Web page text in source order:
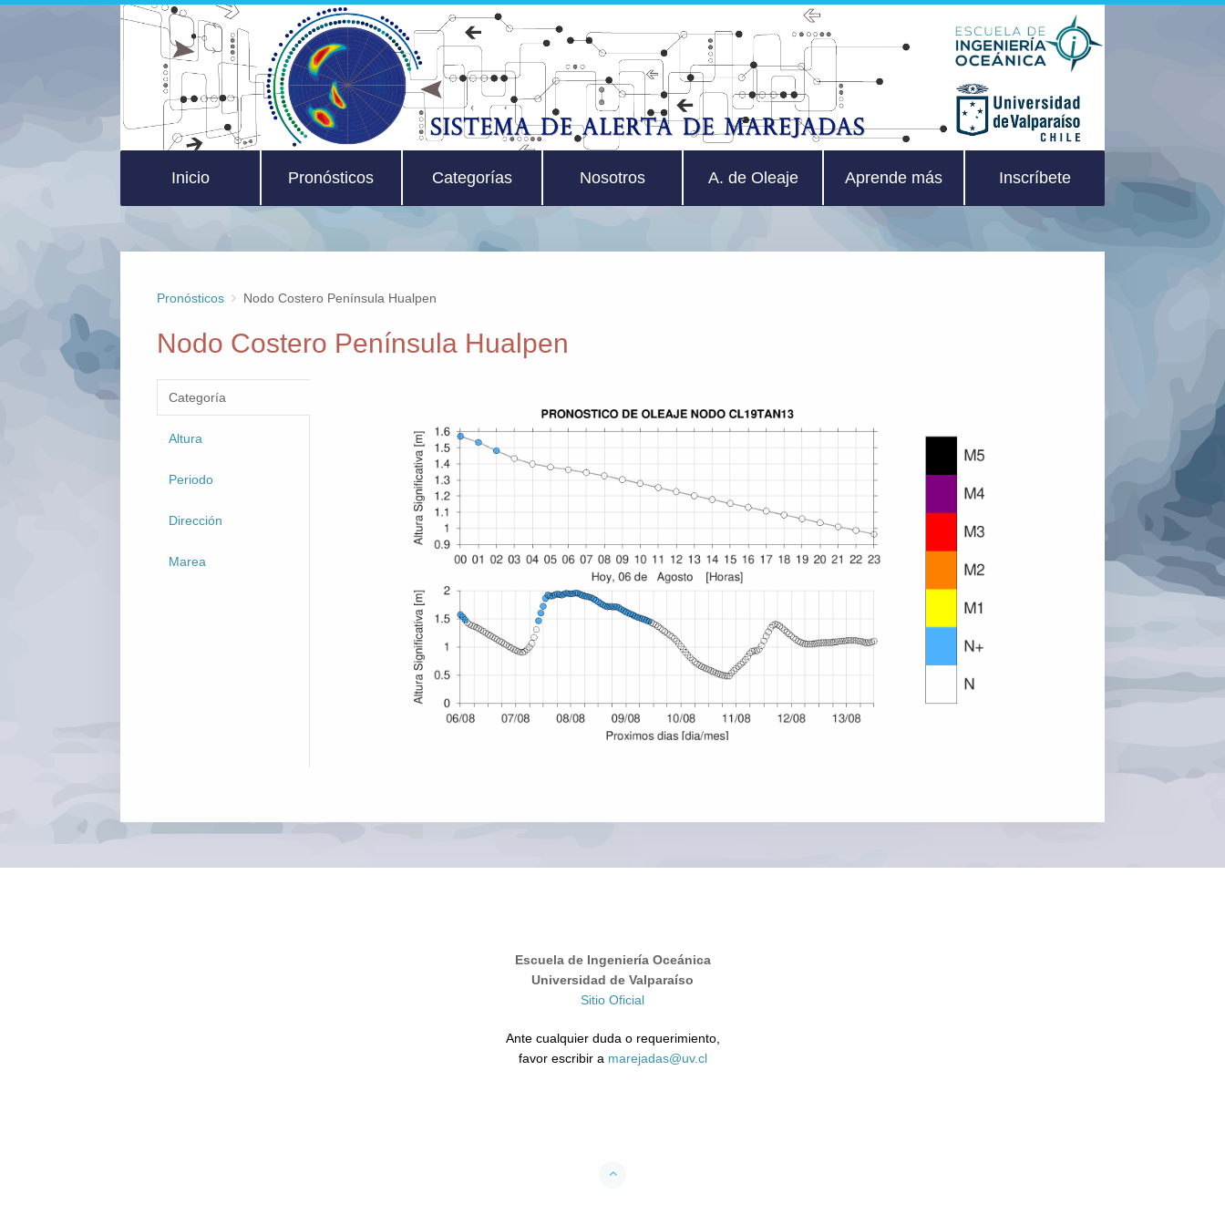
Inicio Pronósticos Categorías Nosotros A. de Oleaje Aprende más Inscríbete
Pronósticos Nodo Costero Península Hualpen
Nodo Costero Península Hualpen
Categoría
Altura
Periodo
Dirección
Marea
Escuela de Ingeniería Oceánica
Universidad de Valparaíso
Sitio Oficial
Ante cualquier duda o requerimiento,
favor escribir a marejadas@uv.cl